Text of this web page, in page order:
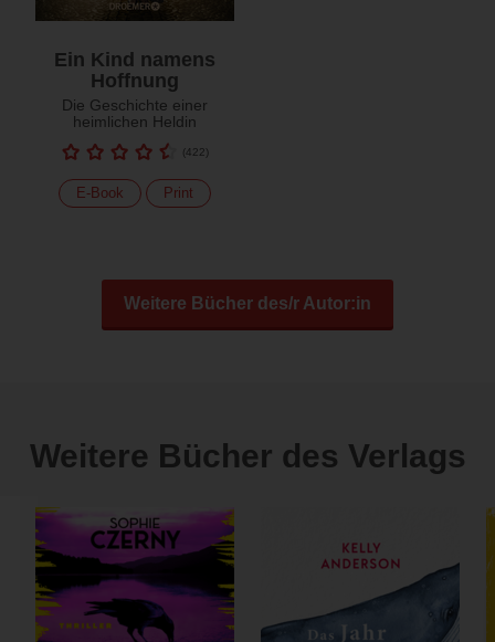
Ein Kind namens
Hoffnung
Die Geschichte einer
heimlichen Heldin
(422)
E-Book Print
Weitere Bücher des/r Autor:in
Weitere Bücher des Verlags